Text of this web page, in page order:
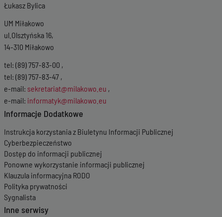
Łukasz Bylica
UM Miłakowo
ul.Olsztyńska 16,
14-310 Miłakowo
tel: (89) 757-83-00 ,
tel: (89) 757-83-47 ,
e-mail: sekretariat@milakowo.eu ,
e-mail: informatyk@milakowo.eu
Informacje Dodatkowe
Instrukcja korzystania z Biuletynu Informacji Publicznej
Cyberbezpieczeństwo
Dostęp do informacji publicznej
Ponowne wykorzystanie informacji publicznej
Klauzula informacyjna RODO
Polityka prywatności
Sygnalista
Inne serwisy